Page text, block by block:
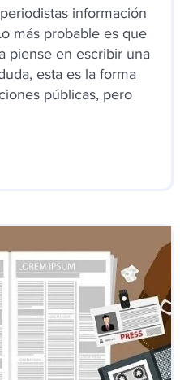
información
más probable es que
piense en escribir una
esta es la forma
públicas, pero